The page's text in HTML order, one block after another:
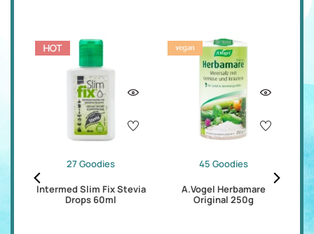
27 Goodies
Intermed Slim Fix Stevia
Drops 60ml
45 Goodies
A.Vogel Herbamare
Original 250g